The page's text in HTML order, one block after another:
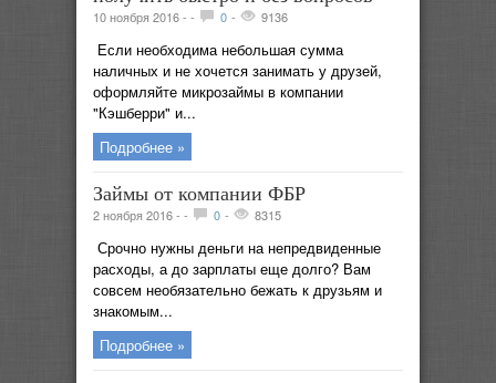
10 ноября 2016 - - 0 - 9136
Если необходима небольшая сумма
наличных и не хочется занимать у друзей,
оформляйте микрозаймы в компании
"Кэшберри" и...
Подробнее »
Займы от компании ФБР
2 ноября 2016 - - 0 - 8315
Срочно нужны деньги на непредвиденные
расходы, а до зарплаты еще долго? Вам
совсем необязательно бежать к друзьям и
знакомым...
Подробнее »